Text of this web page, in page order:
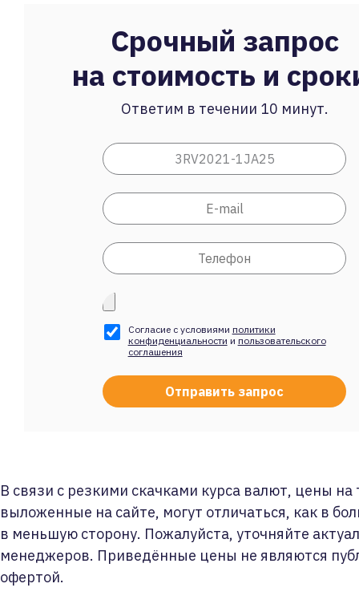
Срочный запрос
на стоимость и
Ответим в течении 10 минут.
Согласие с условиями политики
конфиденциальности и пользовательского
соглашения
В связи с резкими скачками курса валют, цены на
выложенные на сайте, могут отличаться, как в
в меньшую сторону. Пожалуйста, уточняйте
менеджеров. Приведённые цены не являются
офертой.